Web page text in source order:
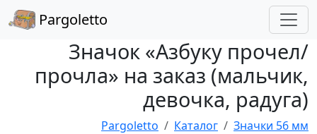
Pargoletto
Значок «Азбуку прочел/
прочла» на заказ (мальчик,
девочка, радуга)
Pargoletto Каталог
Значки 56 мм